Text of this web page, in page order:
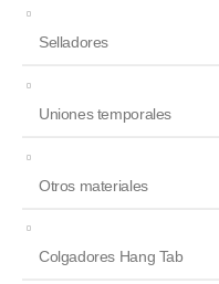
Selladores
Uniones temporales
Otros materiales
Colgadores Hang Tab